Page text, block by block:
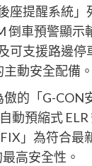
座提醒系統
倒車預警顯示
可支援路邊
動安全配備。
的「G-
動預縮式
」為符合最
高安全性。